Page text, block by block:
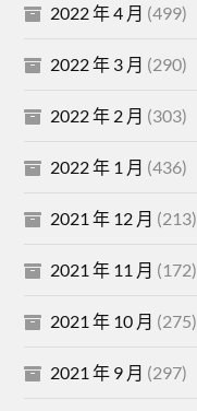
2022 年 4 月 (499)
2022 年 3 月 (290)
2022 年 2 月 (303)
2022 年 1 月 (436)
2021 年 12 月 (213)
2021 年 11 月 (172)
2021 年 10 月 (275)
2021 年 9 月 (297)